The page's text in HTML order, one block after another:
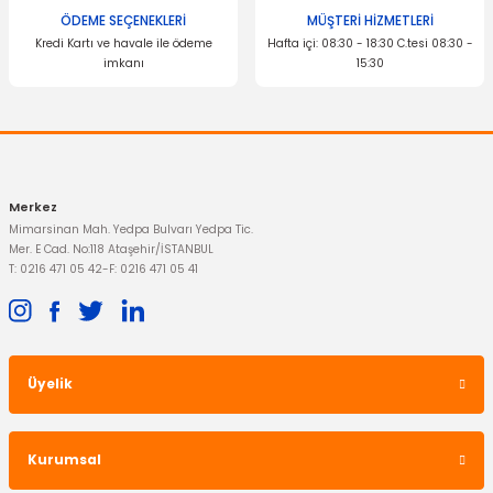
MOTORCRAFT
Buji Focus C-Max Mondeo 4 Adet
1.504,91 TL
ÖDEME SEÇENEKLERİ
Kredi Kartı ve havale ile ödeme
imkanı
MÜŞTERİ HİZMETLERİ
Hafta içi: 08:30 - 18:30 C.tesi 08:30 -
15:30
Merkez
Mimarsinan Mah. Yedpa Bulvarı Yedpa Tic.
Mer. E Cad. No:118 Ataşehir/İSTANBUL
T: 0216 471 05 42-F: 0216 471 05 41
Üyelik
Kurumsal